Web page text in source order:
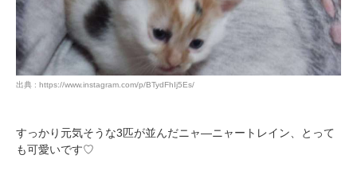
出典 : https://www.instagram.com/p/BTydFhIj5Es/
すっかり元気そうな3匹が並んだニャ―ニャートレイン、とって
も可愛いです♡